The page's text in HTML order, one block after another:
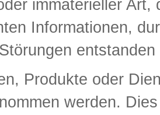
immaterieller
Informationen,
Produkte oder
werden.